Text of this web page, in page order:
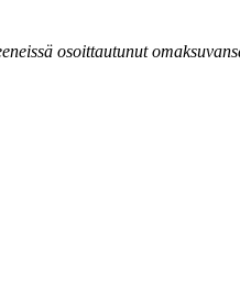
osoittautunut